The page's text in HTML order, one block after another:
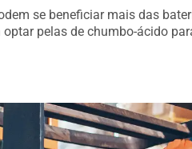
se beneficiar mais das
pelas de chumbo-ácido